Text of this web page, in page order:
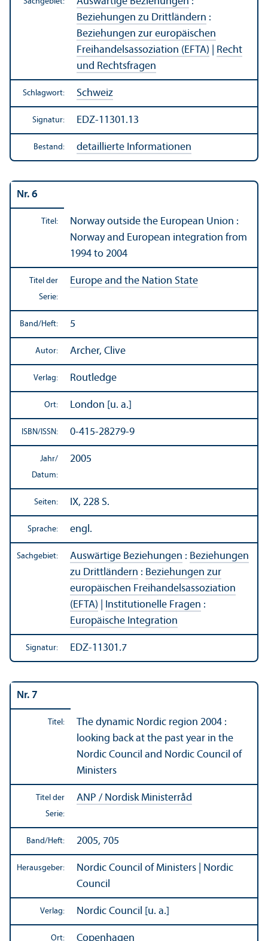
Beziehungen zu Drittländern :
Beziehungen zur europäischen
Freihandels­assoziation (EFTA)
Recht
und Rechts­fragen
Schlagwort: Schweiz
Signatur: EDZ-11301.13
Bestand: detaillierte Informationen
Nr. 6
Titel:
Norway outside the European Union :
Norway and European integration from
1994 to 2004
Titel der
Serie:
Europe and the Nation State
Band/Heft: 5
Autor: Archer, Clive
Verlag: Routledge
Ort: London [u. a.]
ISBN/ ISSN: 0-415-28279-9
Jahr/
Datum:
2005
Seiten: IX, 228 S.
Sprache: engl.
Sachgebiet: Auswärtige Beziehungen : Beziehungen
zu Drittländern : Beziehungen zur
europäischen Freihandels­assoziation
(EFTA)
Institutionelle Fragen :
Europäische Integration
Signatur: EDZ-11301.7
Nr. 7
Titel:
The dynamic Nordic region 2004 :
looking back at the past year in the
Nordic Council and Nordic Council of
Ministers
Titel der
Serie:
ANP / Nordisk Ministerråd
Band/Heft: 2005, 705
Herausgeber:
Nordic Council of Ministers | Nordic
Council
Verlag: Nordic Council [u. a.]
Ort: Copenhagen